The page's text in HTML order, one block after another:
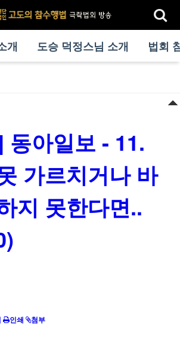
개 도승 덕정스님 소개 법회
동아일보 - 11.
가르치거나 바
지 못한다면..
인쇄 첨부